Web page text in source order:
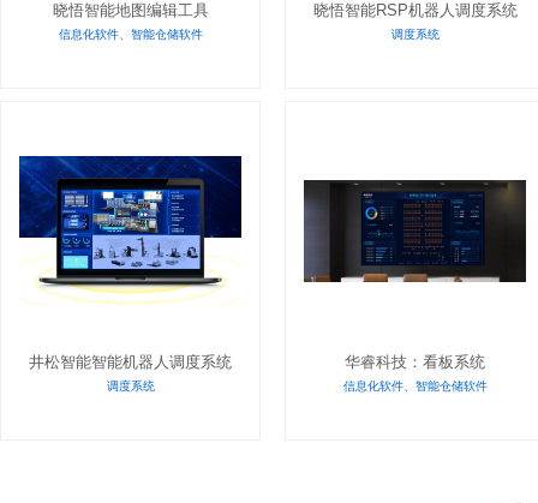
晓悟智能地图编辑工具
信息化软件、智能仓储软件
晓悟智能RSP机器人调度系统
调度系统
井松智能智能机器人调度系统
调度系统
华睿科技：看板系统
信息化软件、智能仓储软件